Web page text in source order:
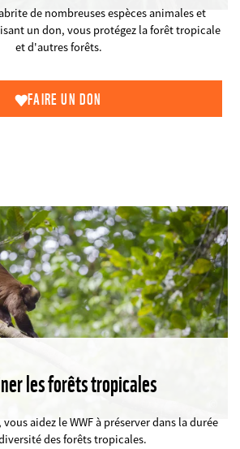
de nombreuses espèces animales et
un don, vous protégez la forêt tropicale
et d'autres forêts.
FAIRE UN DON
les forêts tropicales
aidez le WWF à préserver dans la durée
des forêts tropicales.